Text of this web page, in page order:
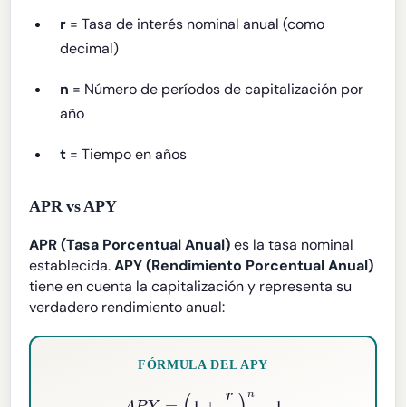
r = Tasa de interés nominal anual (como
decimal)
n = Número de períodos de capitalización por
año
t = Tiempo en años
APR vs APY
APR (Tasa Porcentual Anual)es la tasa nominal
establecida.APY (Rendimiento Porcentual Anual)
tiene en cuenta la capitalización y representa su
verdadero rendimiento anual:
FÓRMULA DEL APY
=( n)n−1